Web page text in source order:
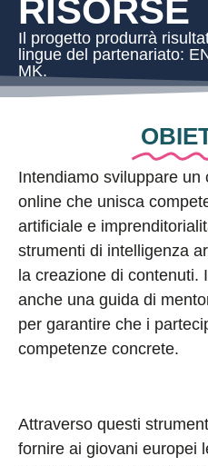
RISORSE
Il progetto produrrà
lingue del partenariato:
MK.
Intendiamo sviluppare un
online che unisca
artificiale e
strumenti di intelligenza
la creazione di contenuti.
anche una guida di
per garantire che i
competenze concrete.
Attraverso questi
fornire ai giovani europei